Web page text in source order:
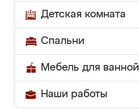
Детская комната
Спальни
Мебель для ванной
Наши работы